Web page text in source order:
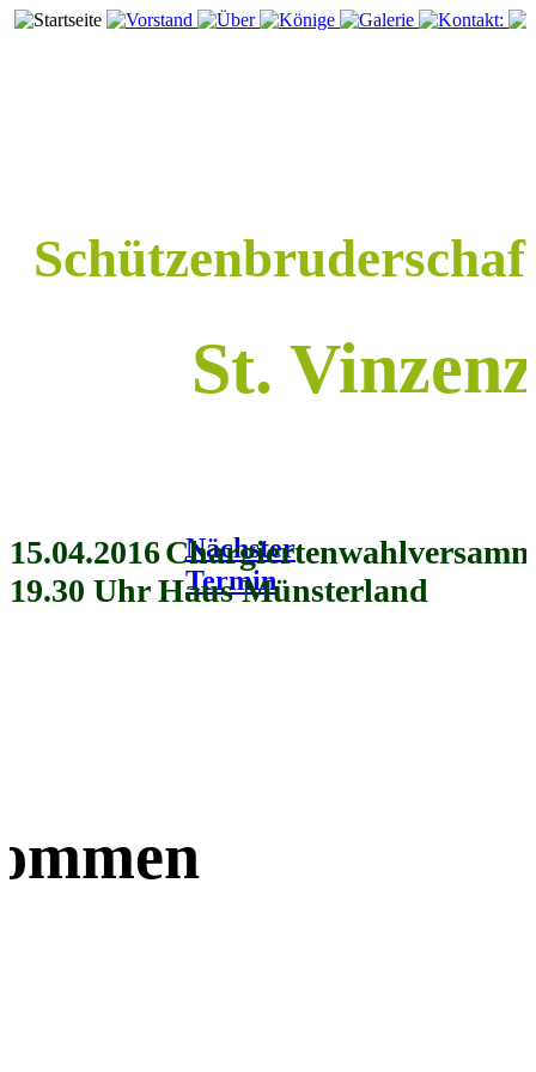
St.
Nächster
Termin
15.04.2016
19.30 Uhr Haus Münsterland